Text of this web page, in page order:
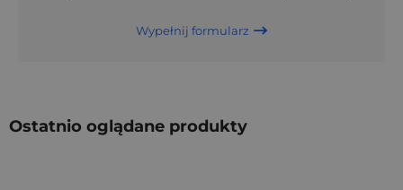
Wypełnij formularz
Ostatnio oglądane produkty